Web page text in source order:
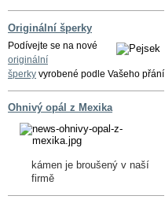
Originální šperky
Podívejte se na nové
originální
šperky vyrobené podle Vašeho přání
Ohnivý opál z Mexika
kámen je broušený v naší
firmě